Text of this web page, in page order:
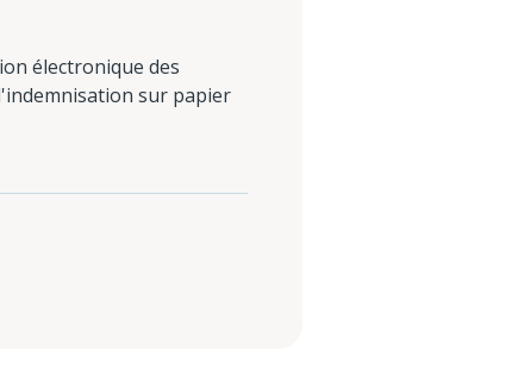
électronique des
sur papier